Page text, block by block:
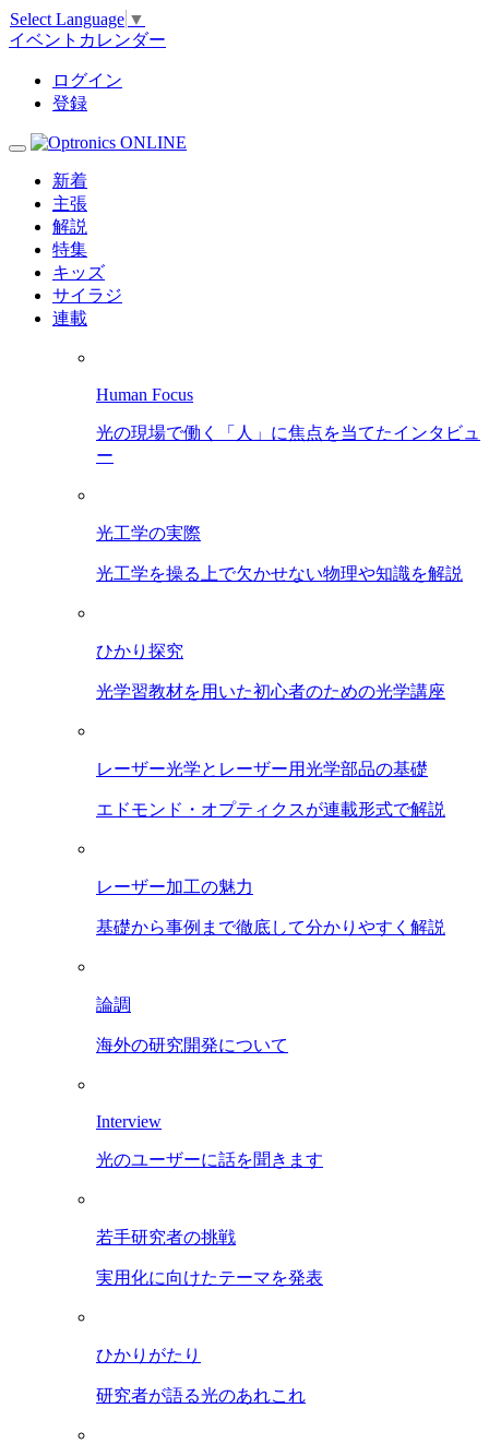
Select Language ▼
イベントカレンダー
ログイン
登録
新着
主張
解説
特集
キッズ
サイラジ
連載
Human Focus
光の現場で働く「人」に焦点を当てたインタビュ
ー
光工学の実際
光工学を操る上で欠かせない物理や知識を解説
ひかり探究
光学習教材を用いた初心者のための光学講座
レーザー光学とレーザー用光学部品の基礎
エドモンド・オプティクスが連載形式で解説
レーザー加工の魅力
基礎から事例まで徹底して分かりやすく解説
論調
海外の研究開発について
Interview
光のユーザーに話を聞きます
若手研究者の挑戦
実用化に向けたテーマを発表
ひかりがたり
研究者が語る光のあれこれ